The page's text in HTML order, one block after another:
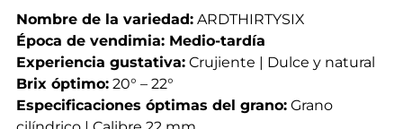
Nombre de la variedad: ARDTHIRTYSIX
Época de vendimia: Medio-tardía
Experiencia gustativa: Crujiente | Dulce y natural
Brix óptimo: 20° – 22°
Especificaciones óptimas del grano: Grano